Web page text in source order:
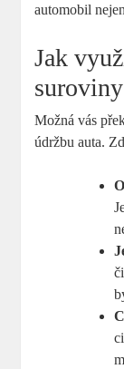
automobil
Jak
suroviny
Možná vás
údržbu auta.